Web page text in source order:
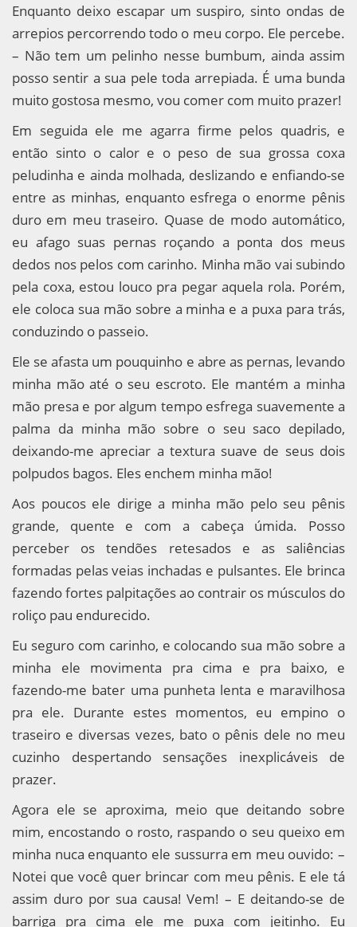
Enquanto deixo escapar um suspiro, sinto ondas de
arrepios percorrendo todo o meu corpo. Ele percebe.
– Não tem um pelinho nesse bumbum, ainda assim
posso sentir a sua pele toda arrepiada. É uma bunda
muito gostosa mesmo, vou comer com muito prazer!
Em seguida ele me agarra firme pelos quadris, e
então sinto o calor e o peso de sua grossa coxa
peludinha e ainda molhada, deslizando e enfiando-se
entre as minhas, enquanto esfrega o enorme pênis
duro em meu traseiro. Quase de modo automático,
eu afago suas pernas roçando a ponta dos meus
dedos nos pelos com carinho. Minha mão vai subindo
pela coxa, estou louco pra pegar aquela rola. Porém,
ele coloca sua mão sobre a minha e a puxa para trás,
conduzindo o passeio.
Ele se afasta um pouquinho e abre as pernas, levando
minha mão até o seu escroto. Ele mantém a minha
mão presa e por algum tempo esfrega suavemente a
palma da minha mão sobre o seu saco depilado,
deixando-me apreciar a textura suave de seus dois
polpudos bagos. Eles enchem minha mão!
Aos poucos ele dirige a minha mão pelo seu pênis
grande, quente e com a cabeça úmida. Posso
perceber os tendões retesados e as saliências
formadas pelas veias inchadas e pulsantes. Ele brinca
fazendo fortes palpitações ao contrair os músculos do
roliço pau endurecido.
Eu seguro com carinho, e colocando sua mão sobre a
minha ele movimenta pra cima e pra baixo, e
fazendo-me bater uma punheta lenta e maravilhosa
pra ele. Durante estes momentos, eu empino o
traseiro e diversas vezes, bato o pênis dele no meu
cuzinho despertando sensações inexplicáveis de
prazer.
Agora ele se aproxima, meio que deitando sobre
mim, encostando o rosto, raspando o seu queixo em
minha nuca enquanto ele sussurra em meu ouvido: –
Notei que você quer brincar com meu pênis. E ele tá
assim duro por sua causa! Vem! – E deitando-se de
barriga pra cima ele me puxa com jeitinho. Eu